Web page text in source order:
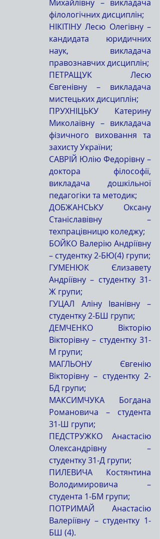
Михайлівну – викладача
філологічних дисциплін;
НІКІТІНУ Лесю Олегівну –
кандидата юридичних
наук, викладача
правознавчих дисциплін;
ПЕТРАЩУК Лесю
Євгенівну – викладача
мистецьких дисциплін;
ПРУХНІЦЬКУ Катерину
Миколаївну – викладача
фізичного виховання та
захисту України;
САВРІЙ Юлію Федорівну –
доктора філософії,
викладача дошкільної
педагогіки та методик;
ДОБЖАНСЬКУ Оксану
Станіславівну –
техпрацівницю коледжу;
БОЙКО Валерію Андріївну
– студентку 2-БЮ(4) групи;
ГУМЕНЮК Єлизавету
Андріївну – студентку 31-
Ж групи;
ГУЦАЛ Аліну Іванівну –
студентку 2-БШ групи;
ДЕМЧЕНКО Вікторію
Вікторівну – студентку 31-
М групи;
МАГЛЬОНУ Євгенію
Вікторівну – студентку 2-
БД групи;
МАКСИМЧУКА Богдана
Романовича – студента
31-Ш групи;
ПЕДСТРУЖКО Анастасію
Олександрівну –
студентку 31-Д групи;
ПИЛЕВИЧА Костянтина
Володимировича –
студента 1-БМ групи;
ПОТРИМАЙ Анастасію
Валеріївну – студентку 1-
БШ (4).